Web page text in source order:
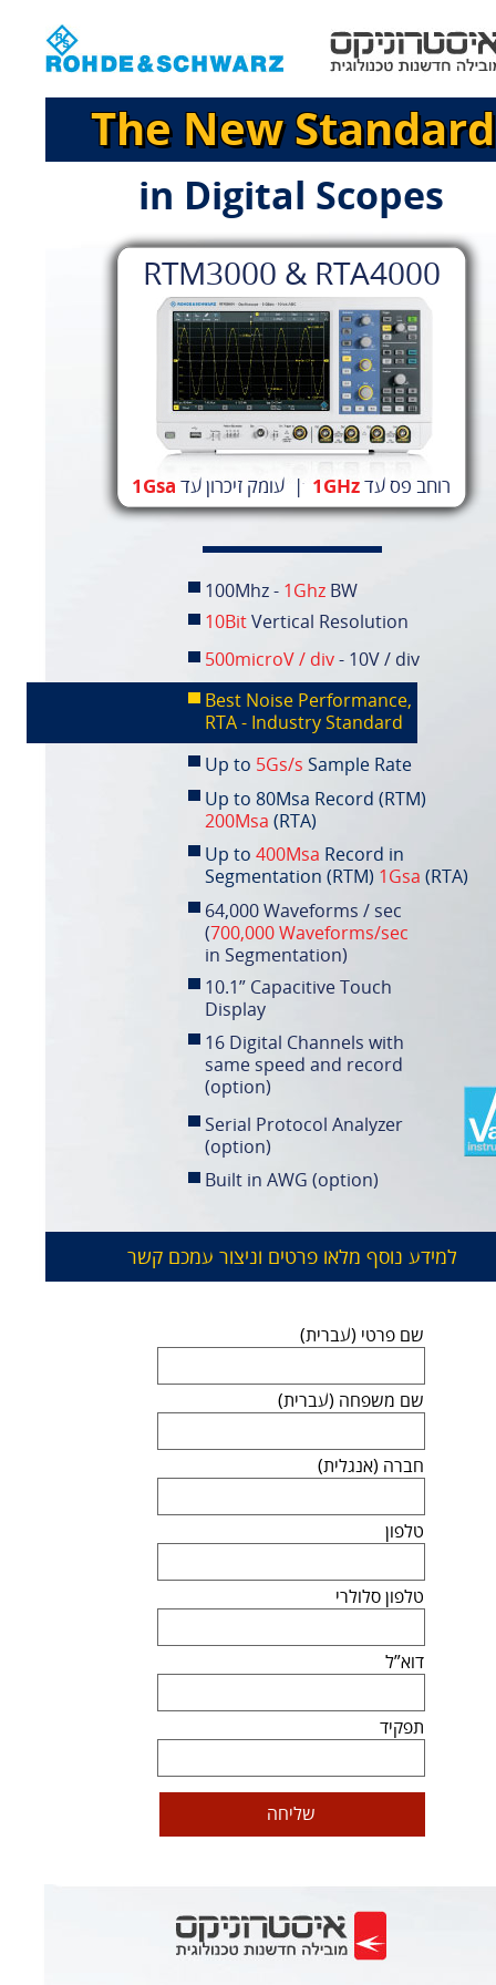
The New Standard
in Digital Scopes
RTM3000 & RTA4000
רוחב פס עד1GHz | עומק זיכרון עד 1Gsa
100Mhz - 1Ghz BW
10Bit Vertical Resolution
500microV / div - 10V / div
Best Noise Performance,
RTA - Industry Standard
Up to 5Gs/sSample Rate
Up to 80Msa Record (RTM)
200Msa(RTA)
Up to 400Msa Record in
Segmentation (RTM) 1Gsa (RTA)
64,000 Waveforms / sec
(700,000 Waveforms/sec
in Segmentation)
10.1” Capacitive Touch
Display
16 Digital Channels with
same speed and record
(option)
Serial Protocol Analyzer
(option)
Built in AWG (option)
למידע נוסף מלאו פרטים וניצור עמכם קשר
שם פרטי (עברית)
שם משפחה (עברית)
חברה (אנגלית)
טלפון
טלפון סלולרי
דוא”ל
תפקיד
שליחה